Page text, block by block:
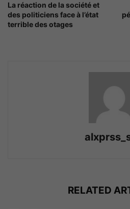
La réaction de la société et
des politiciens face à l’état
terrible des otages
RELATED